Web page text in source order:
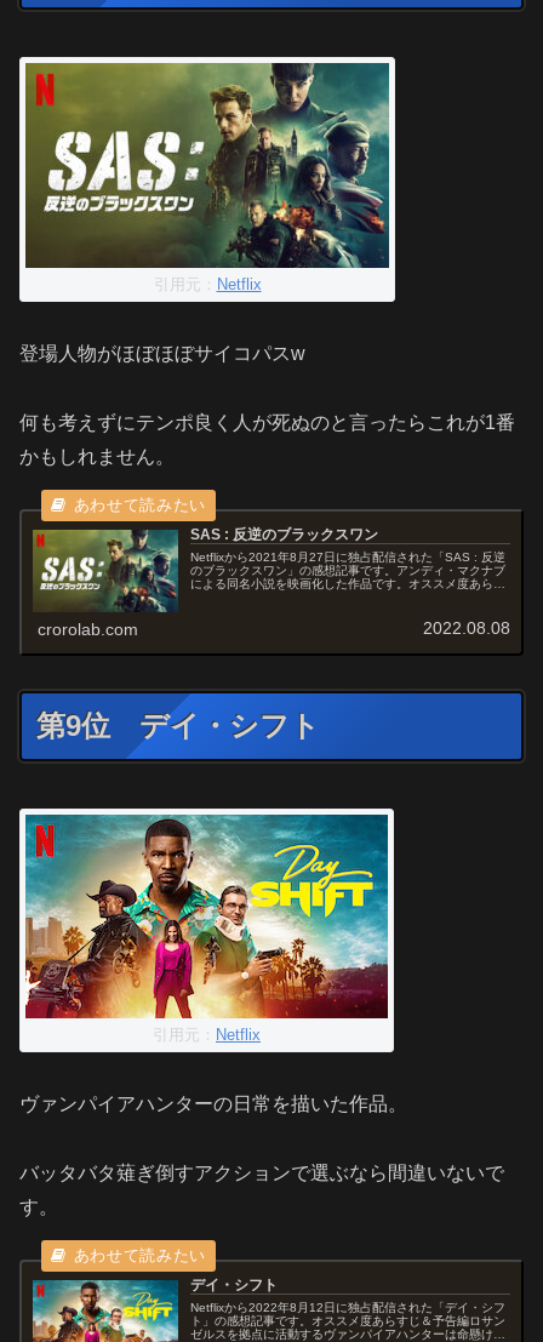
引用元： Netflix
登場人物がほぼほぼサイコパスw
何も考えずにテンポ良く人が死ぬのと言ったらこれが1番
かもしれません。
SAS : 反逆のブラックスワン
Netflixから2021年8月27日に独占配信された「SAS : 反逆
のブラックスワン」の感想記事です。アンディ・マクナブ
による同名小説を映画化した作品です。オススメ度あらす
crorolab.com 2022.08.08
第9位 デイ・シフト
引用元： Netflix
ヴァンパイアハンターの日常を描いた作品。
バッタバタ薙ぎ倒すアクションで選ぶなら間違いないで
す。
デイ・シフト
Netflixから2022年8月12日に独占配信された「デイ・シフ
ト」の感想記事です。オススメ度あらすじ＆予告編ロサン
ゼルスを拠点に活動するヴァンパイアハンターは命懸けな